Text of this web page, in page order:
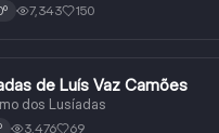
7,343 150
de Luís Vaz Camões
dos Lusíadas
3,476 69